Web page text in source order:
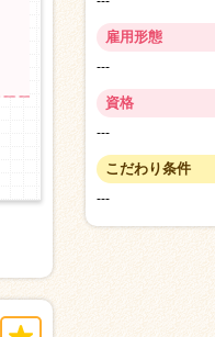
雇用形態
---
資格
---
こだわり条件
---